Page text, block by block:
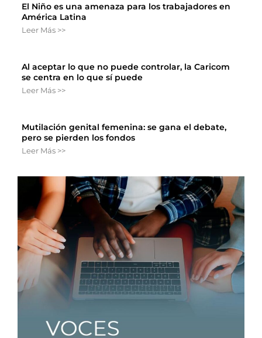
El Niño es una amenaza para los trabajadores en
América Latina
Leer Más >>
Al aceptar lo que no puede controlar, la Caricom
se centra en lo que sí puede
Leer Más >>
Mutilación genital femenina: se gana el debate,
pero se pierden los fondos
Leer Más >>